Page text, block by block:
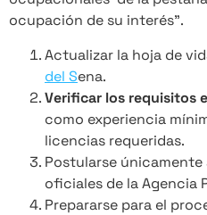
ocupación de su interés”.
Actualizar la hoja de
del Sena.
Verificar los requisitos
como experiencia
licencias requeridas.
Postularse
oficiales de la Agencia
Prepararse para el